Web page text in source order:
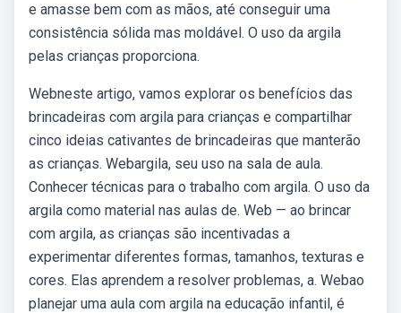
e amasse bem com as mãos, até conseguir uma
consistência sólida mas moldável. O uso da argila
pelas crianças proporciona.
Webneste artigo, vamos explorar os benefícios das
brincadeiras com argila para crianças e compartilhar
cinco ideias cativantes de brincadeiras que manterão
as crianças. Webargila, seu uso na sala de aula.
Conhecer técnicas para o trabalho com argila. O uso da
argila como material nas aulas de. Web — ao brincar
com argila, as crianças são incentivadas a
experimentar diferentes formas, tamanhos, texturas e
cores. Elas aprendem a resolver problemas, a. Webao
planejar uma aula com argila na educação infantil, é